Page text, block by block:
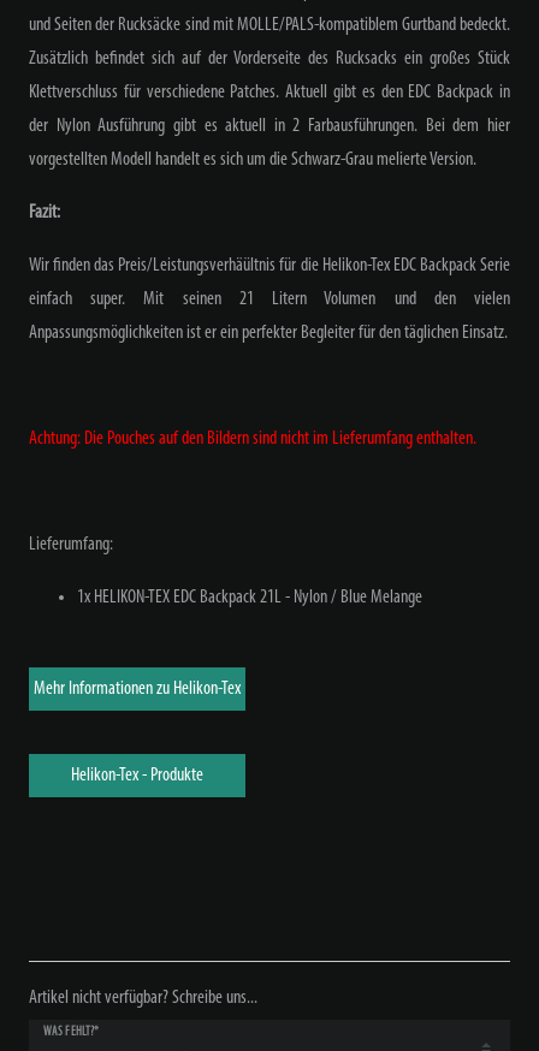
und Seiten der Rucksäcke sind mit MOLLE/PALS-kompatiblem Gurtband bedeckt.
Zusätzlich befindet sich auf der Vorderseite des Rucksacks ein großes Stück
Klettverschluss für verschiedene Patches. Aktuell gibt es den EDC Backpack in
der Nylon Ausführung gibt es aktuell in 2 Farbausführungen. Bei dem hier
vorgestellten Modell handelt es sich um die Schwarz-Grau melierte Version.
Fazit:
Wir finden das Preis/Leistungsverhäültnis für die Helikon-Tex EDC Backpack Serie
einfach super. Mit seinen 21 Litern Volumen und den vielen
Anpassungsmöglichkeiten ist er ein perfekter Begleiter für den täglichen Einsatz.
Achtung: Die Pouches auf den Bildern sind nicht im Lieferumfang enthalten.
Lieferumfang:
1x HELIKON-TEX EDC Backpack 21L - Nylon / Blue Melange
Mehr Informationen zu Helikon-Tex
Helikon-Tex - Produkte
Artikel nicht verfügbar? Schreibe uns...
WAS FEHLT?*